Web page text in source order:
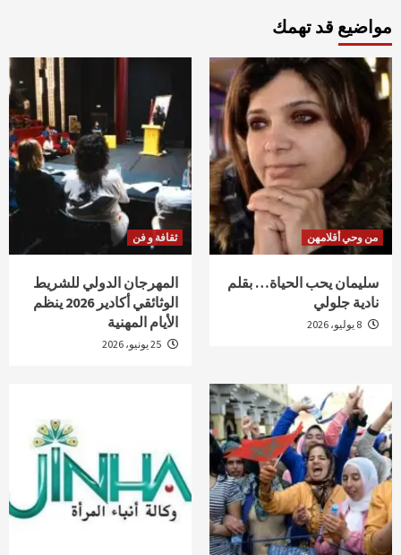
مواضيع قد تهمك
من وحي أقلامهن
سليمان يحب الحياة… بقلم
نادية جلولي
ثقافة و فن
المهرجان الدولي للشريط
الوثائقي أكادير 2026 ينظم
الأيام المهنية